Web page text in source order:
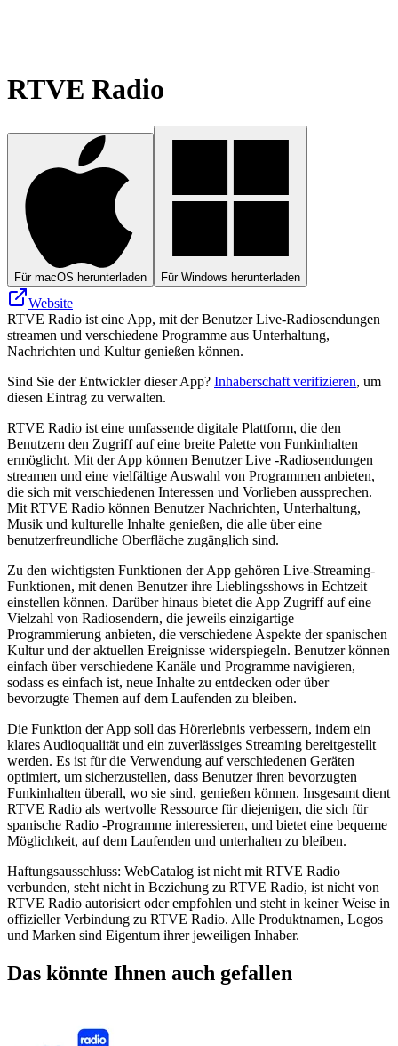
RTVE Radio
Für macOS herunterladen Für Windows herunterladen
Website
RTVE Radio ist eine App, mit der Benutzer Live-Radiosendungen
streamen und verschiedene Programme aus Unterhaltung,
Nachrichten und Kultur genießen können.
Sind Sie der Entwickler dieser App? Inhaberschaft verifizieren, um
diesen Eintrag zu verwalten.
RTVE Radio ist eine umfassende digitale Plattform, die den
Benutzern den Zugriff auf eine breite Palette von Funkinhalten
ermöglicht. Mit der App können Benutzer Live -Radiosendungen
streamen und eine vielfältige Auswahl von Programmen anbieten,
die sich mit verschiedenen Interessen und Vorlieben aussprechen.
Mit RTVE Radio können Benutzer Nachrichten, Unterhaltung,
Musik und kulturelle Inhalte genießen, die alle über eine
benutzerfreundliche Oberfläche zugänglich sind.
Zu den wichtigsten Funktionen der App gehören Live-Streaming-
Funktionen, mit denen Benutzer ihre Lieblingsshows in Echtzeit
einstellen können. Darüber hinaus bietet die App Zugriff auf eine
Vielzahl von Radiosendern, die jeweils einzigartige
Programmierung anbieten, die verschiedene Aspekte der spanischen
Kultur und der aktuellen Ereignisse widerspiegeln. Benutzer können
einfach über verschiedene Kanäle und Programme navigieren,
sodass es einfach ist, neue Inhalte zu entdecken oder über
bevorzugte Themen auf dem Laufenden zu bleiben.
Die Funktion der App soll das Hörerlebnis verbessern, indem ein
klares Audioqualität und ein zuverlässiges Streaming bereitgestellt
werden. Es ist für die Verwendung auf verschiedenen Geräten
optimiert, um sicherzustellen, dass Benutzer ihren bevorzugten
Funkinhalten überall, wo sie sind, genießen können. Insgesamt dient
RTVE Radio als wertvolle Ressource für diejenigen, die sich für
spanische Radio -Programme interessieren, und bietet eine bequeme
Möglichkeit, auf dem Laufenden und unterhalten zu bleiben.
Haftungsausschluss: WebCatalog ist nicht mit RTVE Radio
verbunden, steht nicht in Beziehung zu RTVE Radio, ist nicht von
RTVE Radio autorisiert oder empfohlen und steht in keiner Weise in
offizieller Verbindung zu RTVE Radio. Alle Produktnamen, Logos
und Marken sind Eigentum ihrer jeweiligen Inhaber.
Das könnte Ihnen auch gefallen